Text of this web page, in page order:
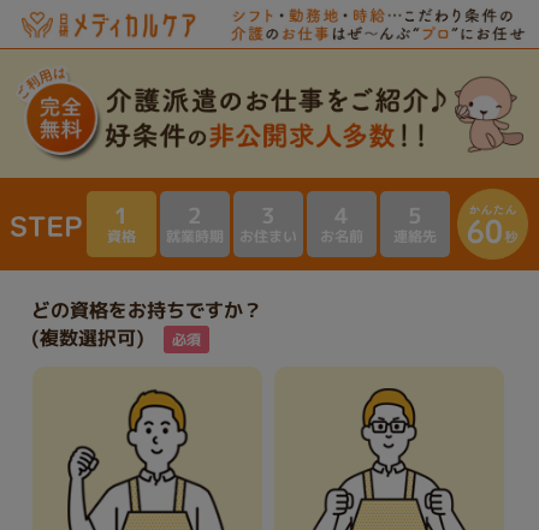
1
資格
2
就業時期
3
お住まい
4
お名前
5
連絡先
どの資格をお持ちですか？
(複数選択可)
必須